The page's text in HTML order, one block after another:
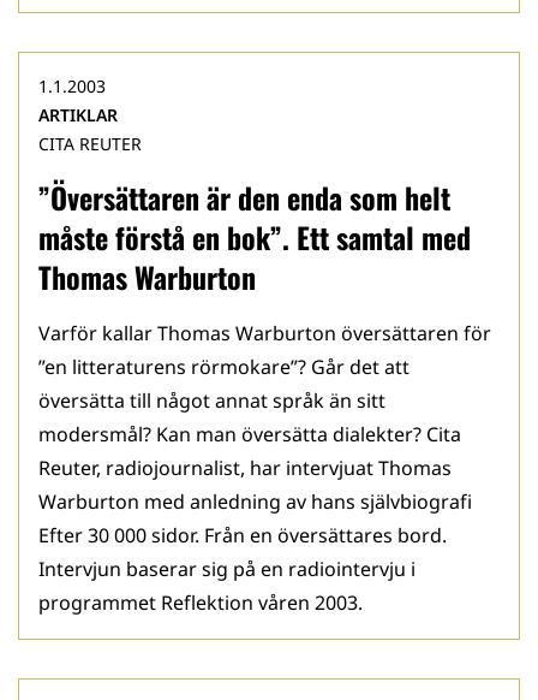
”Översättaren är den enda som helt
måste förstå en bok”. Ett samtal med
Thomas Warburton
1.1.2003
ARTIKLAR
CITA REUTER
Varför kallar Thomas Warburton översättaren för
”en litteraturens rörmokare”? Går det att
översätta till något annat språk än sitt
modersmål? Kan man översätta dialekter? Cita
Reuter, radiojournalist, har intervjuat Thomas
Warburton med anledning av hans självbiografi
Efter 30 000 sidor. Från en översättares bord.
Intervjun baserar sig på en radiointervju i
programmet Reflektion våren 2003.